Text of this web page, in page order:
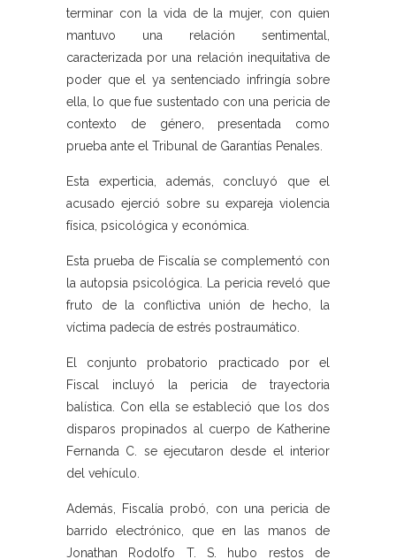
terminar con la vida de la mujer, con quien
mantuvo una relación sentimental,
caracterizada por una relación inequitativa de
poder que el ya sentenciado infringía sobre
ella, lo que fue sustentado con una pericia de
contexto de género, presentada como
prueba ante el Tribunal de Garantías Penales.
Esta experticia, además, concluyó que el
acusado ejerció sobre su expareja violencia
física, psicológica y económica.
Esta prueba de Fiscalía se complementó con
la autopsia psicológica. La pericia reveló que
fruto de la conflictiva unión de hecho, la
víctima padecía de estrés postraumático.
El conjunto probatorio practicado por el
Fiscal incluyó la pericia de trayectoria
balística. Con ella se estableció que los dos
disparos propinados al cuerpo de Katherine
Fernanda C. se ejecutaron desde el interior
del vehículo.
Además, Fiscalía probó, con una pericia de
barrido electrónico, que en las manos de
Jonathan Rodolfo T. S. hubo restos de